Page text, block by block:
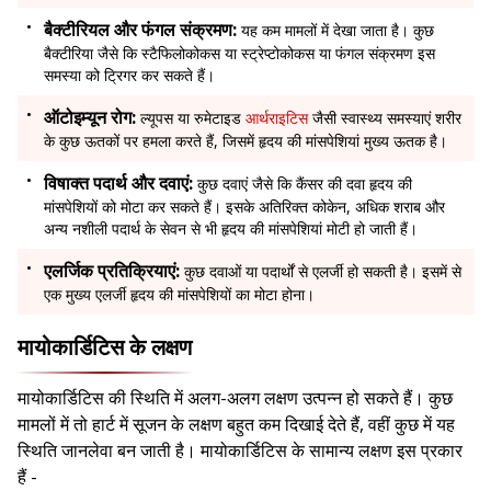
बैक्टीरियल और फंगल संक्रमण: यह कम मामलों में देखा जाता है। कुछ
बैक्टीरिया जैसे कि स्टैफिलोकोकस या स्ट्रेप्टोकोकस या फंगल संक्रमण इस
समस्या को ट्रिगर कर सकते हैं।
ऑटोइम्यून रोग: ल्यूपस या रुमेटाइड आर्थराइटिसजैसी स्वास्थ्य समस्याएं शरीर
के कुछ ऊतकों पर हमला करते हैं, जिसमें हृदय की मांसपेशियां मुख्य ऊतक है।
विषाक्त पदार्थ और दवाएं: कुछ दवाएं जैसे कि कैंसर की दवा हृदय की
मांसपेशियों को मोटा कर सकते हैं। इसके अतिरिक्त कोकेन, अधिक शराब और
अन्य नशीली पदार्थ के सेवन से भी हृदय की मांसपेशियां मोटी हो जाती हैं।
एलर्जिक प्रतिक्रियाएं: कुछ दवाओं या पदार्थों से एलर्जी हो सकती है। इसमें से
एक मुख्य एलर्जी हृदय की मांसपेशियों का मोटा होना।
मायोकार्डिटिस के लक्षण
मायोकार्डिटिस की स्थिति में अलग-अलग लक्षण उत्पन्न हो सकते हैं। कुछ
मामलों में तो हार्ट में सूजन के लक्षण बहुत कम दिखाई देते हैं, वहीं कुछ में यह
स्थिति जानलेवा बन जाती है। मायोकार्डिटिस के सामान्य लक्षण इस प्रकार
हैं -